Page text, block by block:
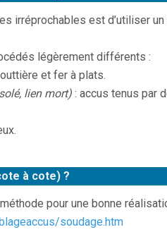
irréprochables est d’utiliser
légèrement différents :
et fer à plats.
lien mort) : accus tenus par
à cote) ?
pour une bonne
soudage.htm